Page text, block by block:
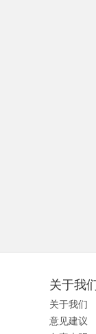
关于我
关于我们
意见建议